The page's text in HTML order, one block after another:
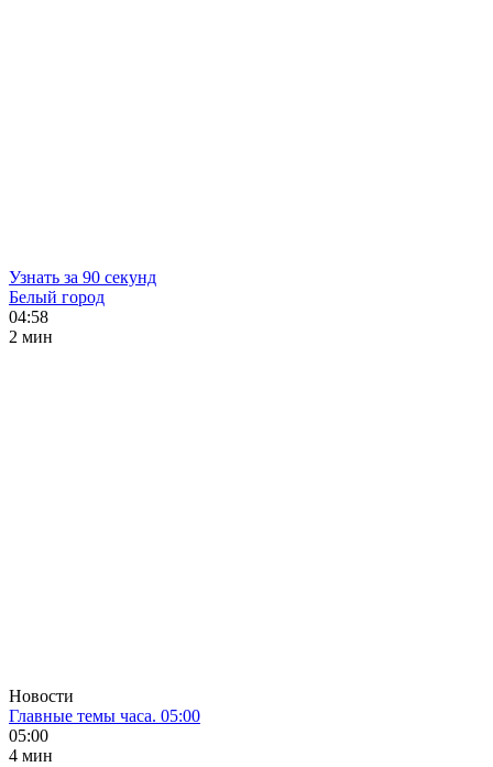
Узнать за 90 секунд
Белый город
04:58
2 мин
Новости
Главные темы часа. 05:00
05:00
4 мин